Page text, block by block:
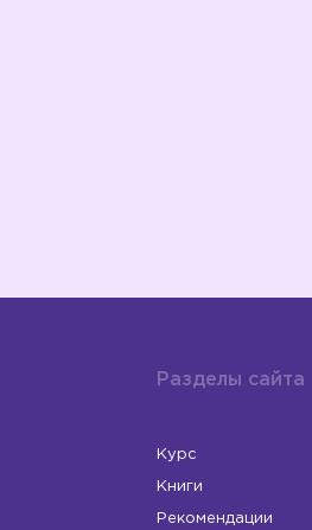
Разделы сайта
Курс
Книги
Рекомендации